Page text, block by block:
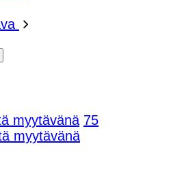
myytävänä 75
myytävänä